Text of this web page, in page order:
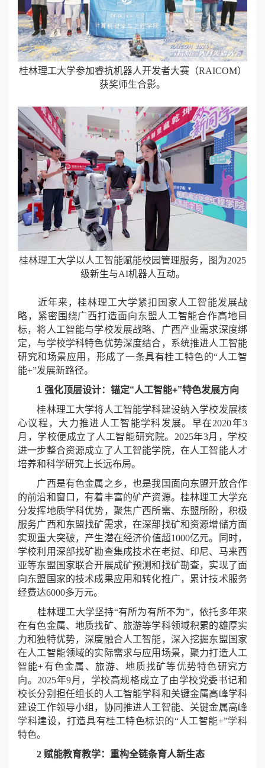
桂林理工大学参加睿抗机器人开发者大赛（RAICOM）
获奖师生合影。
桂林理工大学以人工智能赋能校园管理服务，图为2025
级新生与AI机器人互动。
近年来，桂林理工大学紧扣国家人工智能发展战
略，紧密围绕广西打造面向东盟人工智能合作高地目
标，将人工智能与学校发展战略、广西产业需求深度绑
定，与学校学科特色优势深度结合，系统推进人工智能
研究和场景应用，形成了一条具有桂工特色的“人工智
能+”发展新路径。
1 强化顶层设计：锚定“人工智能+”特色发展方向
桂林理工大学将人工智能学科建设纳入学校发展核
心议程，大力推进人工智能学科发展。早在2020年3
月，学校便成立了人工智能研究院。2025年3月，学校
进一步整合资源成立了人工智能学院，在人工智能人才
培养和科学研究上长远布局。
广西是有色金属之乡，也是我国面向东盟开放合作
的前沿和窗口，有着丰富的矿产资源。桂林理工大学充
分发挥地质学科优势，聚焦广西所需、东盟所盼，积极
服务广西和东盟找矿需求，在深部找矿和资源增储方面
实现重大突破，产生潜在经济价值超1000亿元。同时，
学校利用深部找矿勘查集成技术在老挝、印尼、马来西
亚等东盟国家联合开展成矿预测和找矿勘查，实现了面
向东盟国家的技术成果应用和转化推广，累计技术服务
经费达6000多万元。
桂林理工大学坚持“有所为有所不为”，依托多年来
在有色金属、地质找矿、旅游等学科领域积累的雄厚实
力和独特优势，深度融合人工智能，深入挖掘东盟国家
在人工智能领域的实际需求与应用场景，聚力打造人工
智能+有色金属、旅游、地质找矿等优势特色研究方
向。2025年9月，学校高规格成立了由学校党委书记和
校长分别担任组长的人工智能学科和关键金属高峰学科
建设工作领导小组，协同推进人工智能、关键金属高峰
学科建设，打造具有桂工特色标识的“人工智能+”学科
特色。
2 赋能教育教学：重构全链条育人新生态